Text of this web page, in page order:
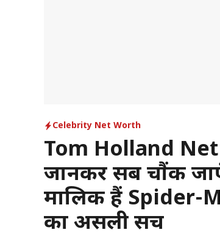
Celebrity Net Worth
Tom Holland Net
जानकर सब चौंक
मालिक हैं Spider-
का असली सच